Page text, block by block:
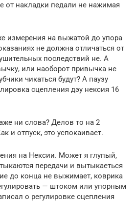
от накладки педали не нажимая
измерения на выжатой до упора
не должна отличаться от
последствий не. А
или наоборот привычка не
чикаться будут? А паузу
сцепления дэу нексия 16
ни слова? Делов то на 2
и отпуск, это успокаивает.
на Нексии. Может я глупый,
передачи и вытыкаеться
до конца не выжимает, коврика
— штоком или упорным
о регулировке сцепления